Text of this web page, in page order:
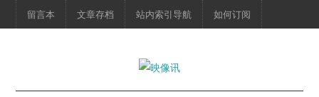
留言本 文章存档 站内索引导航 如何订阅